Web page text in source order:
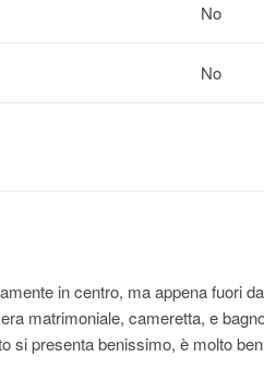
No
No
in centro, ma appena fuori
matrimoniale, cameretta, e
si presenta benissimo, è molto